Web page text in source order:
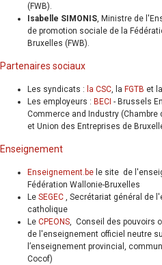
(FWB).
Isabelle SIMONIS , Ministre de
de promotion sociale de la
Bruxelles (FWB).
Partenaires sociaux
Les syndicats : la CSC , la FGTB et la
Les employeurs : BECI - Brussels
Commerce and Industry (Chambre
et Union des Entreprises de
Enseignement
Enseignement.be le site de
Fédération Wallonie-Bruxelles
Le SEGEC , Secrétariat général de
catholique
Le CPEONS , Conseil des pouvoirs
de l'enseignement officiel neutre
l’enseignement provincial,
Cocof)